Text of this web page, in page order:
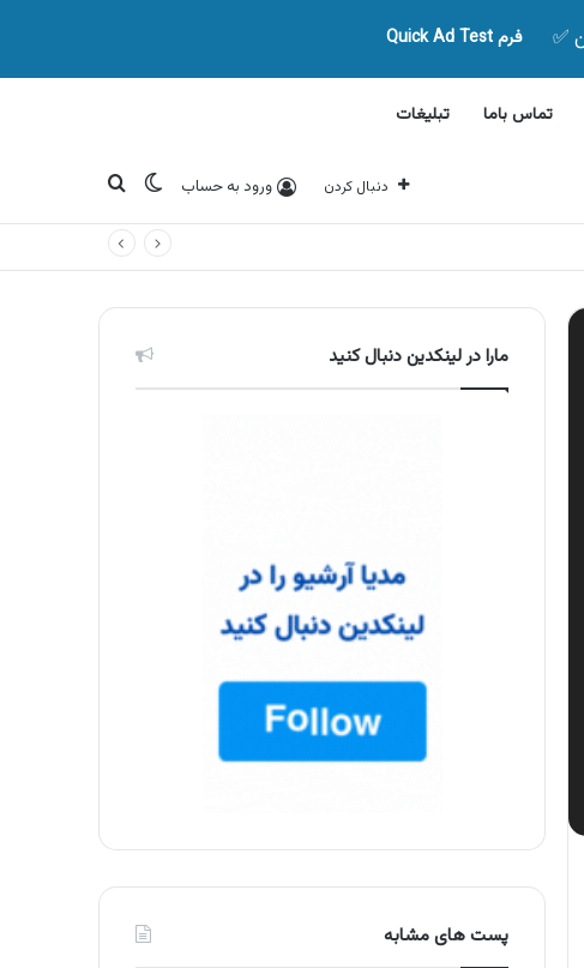
فرم Quick Ad Test
تماس باما تبلیغات
دنبال کردن ورود به حساب تغییر پوسته
جستجو برای
مارا در لینکدین دنبال کنید
پست های مشابه